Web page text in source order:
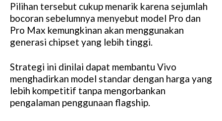
Pilihan tersebut cukup menarik karena sejumlah
bocoran sebelumnya menyebut model Pro dan
Pro Max kemungkinan akan menggunakan
generasi chipset yang lebih tinggi.
Strategi ini dinilai dapat membantu Vivo
menghadirkan model standar dengan harga yang
lebih kompetitif tanpa mengorbankan
pengalaman penggunaan flagship.